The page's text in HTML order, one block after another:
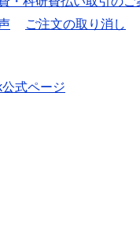
ご注文の取り消し
式ページ